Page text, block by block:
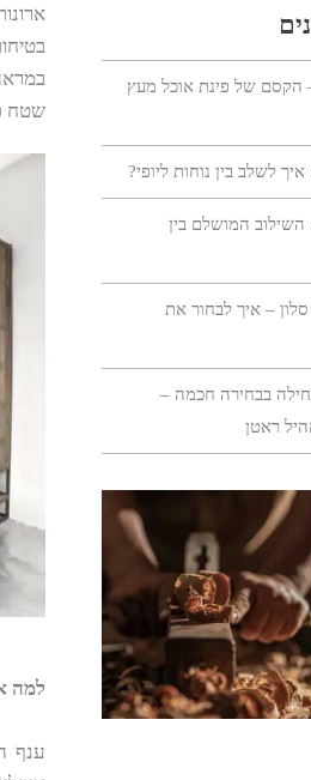
שטח
למה
ענף
הקסם של פינת אוכל מעץ
לשלב בין נוחות ליופי?
השילוב המושלם בין
– איך לבחור את
בבחירה חכמה –
ראטן